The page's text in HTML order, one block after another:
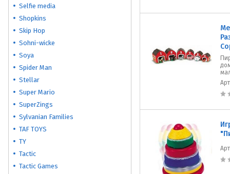
Selfie media
Shopkins
Skip Hop
Sohni-wicke
Soya
Spider Man
Stellar
Super Mario
SuperZings
Sylvanian Families
TAF TOYS
TY
Tactic
Tactic Games